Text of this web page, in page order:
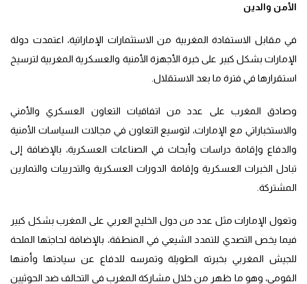
الأمن والدين
في مقابل الاستفادة المغربية من الاستثمارات الإماراتية، اعتمدت دولة
الإمارات بشكل كبير على خبرة الأجهزة الأمنية والعسكرية المغربية لترسيخ
استقرارها في فترة ما بعد الاستقلال.
وصادق المغرب على عدد من اتفاقيات التعاون العسكري والأمني
والاستخباراتي مع الإمارات، لتوسيع التعاون في مجالات السياسات الأمنية
والدفاع وإقامة دراسات وأبحاث في الصناعات العسكرية، بالإضافة إلى
تبادل الخبرات العسكرية وإقامة الدورات العسكرية والتدريبات والتمارين
المشتركة.
وتعول الإمارات مثل عدد من دول الخليج العربي على المغرب بشكل كبير
فيما يخص التصدي للتمدد الشيعي في المنطقة، بالإضافة لحاجتها الملحة
للجيش المغربي بخبرته الطويلة وتمرسه للدفاع عن سيادتها وأمنها
القومي، وهو ما ظهر من خلال مشاركة المغرب في التحالف ضد الحوثيين